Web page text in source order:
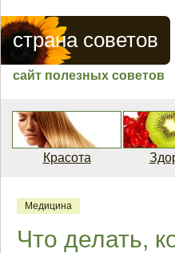
страна советов
сайт полезных советов
Красота
Медицина
Что делать,